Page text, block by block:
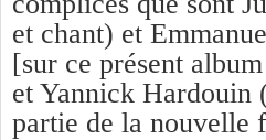
et chant) et
[sur ce présent
et Yannick Hardouin
partie de la nouvelle